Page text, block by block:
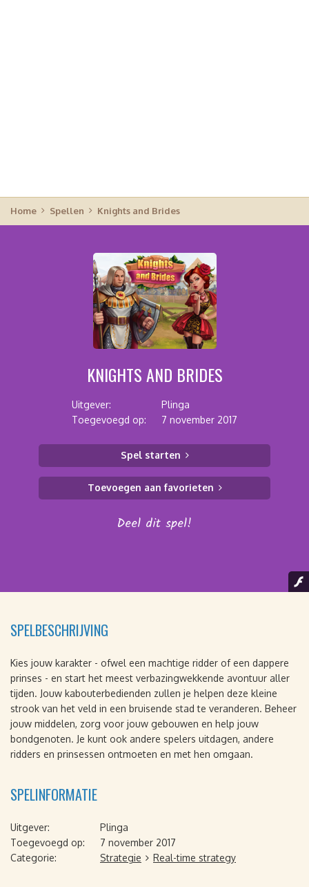
Home Spellen Knights and Brides
KNIGHTS AND BRIDES
Uitgever:
Plinga
Toegevoegd op:
7 november 2017
Spel starten
Toevoegen aan favorieten
Deel dit spel!
SPELBESCHRIJVING
Kies jouw karakter - ofwel een machtige ridder of een dappere
prinses - en start het meest verbazingwekkende avontuur aller
tijden. Jouw kabouterbedienden zullen je helpen deze kleine
strook van het veld in een bruisende stad te veranderen. Beheer
jouw middelen, zorg voor jouw gebouwen en help jouw
bondgenoten. Je kunt ook andere spelers uitdagen, andere
ridders en prinsessen ontmoeten en met hen omgaan.
SPELINFORMATIE
Uitgever:
Plinga
Toegevoegd op:
7 november 2017
Categorie:
Strategie Real-time strategy